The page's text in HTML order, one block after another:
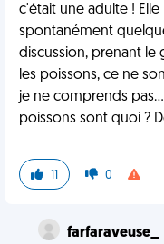
c'était une adulte !
spontanément
discussion, prenant le
les poissons, ce ne
je ne comprends
poissons sont quoi ?
11 0
farfaraveuse_